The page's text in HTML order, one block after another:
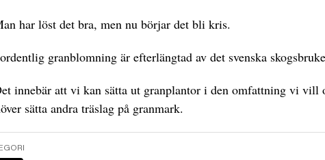
har löst det bra, men nu börjar det bli kris.
granblomning är efterlängtad av det svenska
innebär att vi kan sätta ut granplantor i den omfattning vi vill
sätta andra träslag på granmark.